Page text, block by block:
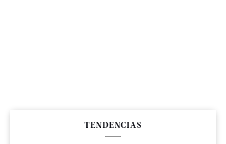
TENDENCIAS